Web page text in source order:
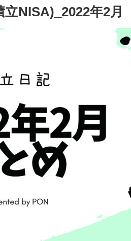
NISA)_2022年2月